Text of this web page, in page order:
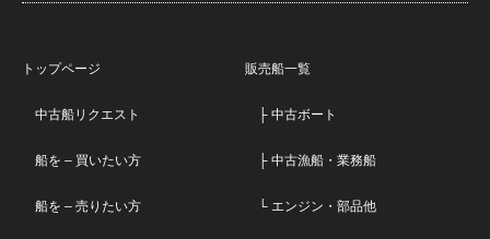
トップページ
中古船リクエスト
船を – 買いたい方
船を – 売りたい方
販売船一覧
├ 中古ボート
├ 中古漁船・業務船
└ エンジン・部品他